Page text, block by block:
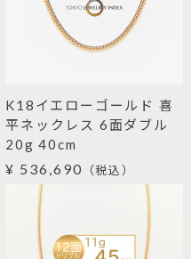
K18イエローゴールド 喜
平ネックレス 6面ダブル
20g 40cm
¥ 536,690 （税込）